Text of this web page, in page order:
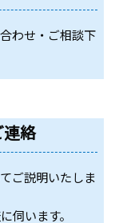
わせ・ご相談下
連絡
ご説明いたしま
伺います。